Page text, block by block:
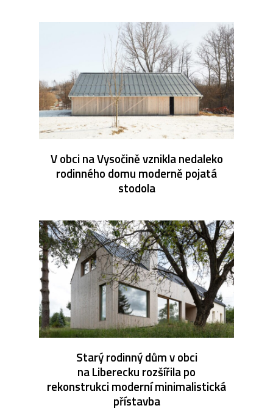
V obci na Vysočině vznikla nedaleko
rodinného domu moderně pojatá
stodola
Starý rodinný dům v obci
na Liberecku rozšířila po
rekonstrukci moderní minimalistická
přístavba